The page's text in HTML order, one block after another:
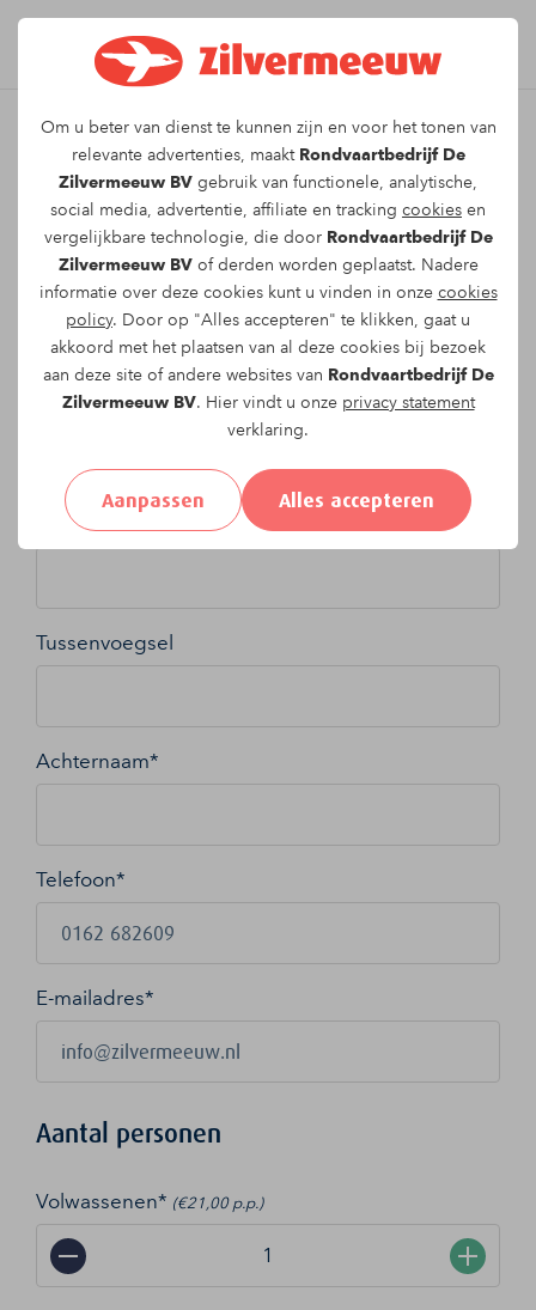
Om u beter van dienst te kunnen zijn en voor het tonen van
relevante advertenties, maakt Rondvaartbedrijf De
Zilvermeeuw BV gebruik van functionele, analytische,
social media, advertentie, affiliate en tracking cookies en
vergelijkbare technologie, die door Rondvaartbedrijf De
Zilvermeeuw BVof derden worden geplaatst. Nadere
informatie over deze cookies kunt u vinden in onze cookies
policy. Door op "Alles accepteren" te klikken, gaat u
akkoord met het plaatsen van al deze cookies bij bezoek
aan deze site of andere websites van Rondvaartbedrijf De
Zilvermeeuw BV. Hier vindt u onze privacy statement
verklaring.
Aanpassen Alles accepteren
Leuk dat u kiest voor dit
arrangement!
Om te reserveren voor de Bevertochtvaartocht
zaterdag 21-06-2025 19:00 vragen wij u
onderstaand formulier in te vullen.
Uw gegevens:
Aanhef: Heer Mevrouw Anders
Voornaam*
Tussenvoegsel
Achternaam*
Telefoon*
E-mailadres*
Aantal personen
Volwassenen* (€21,00 p.p.)
− +